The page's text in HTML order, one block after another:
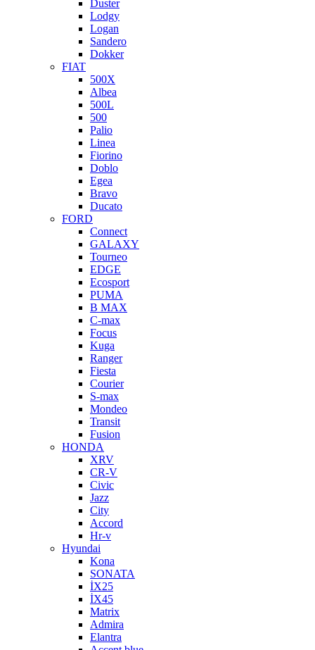
Duster
Lodgy
Logan
Sandero
Dokker
FIAT
500X
Albea
500L
500
Palio
Linea
Fiorino
Doblo
Egea
Bravo
Ducato
FORD
Connect
GALAXY
Tourneo
EDGE
Ecosport
PUMA
B MAX
C-max
Focus
Kuga
Ranger
Fiesta
Courier
S-max
Mondeo
Transit
Fusion
HONDA
XRV
CR-V
Civic
Jazz
City
Accord
Hr-v
Hyundai
Kona
SONATA
İX25
İX45
Matrix
Admira
Elantra